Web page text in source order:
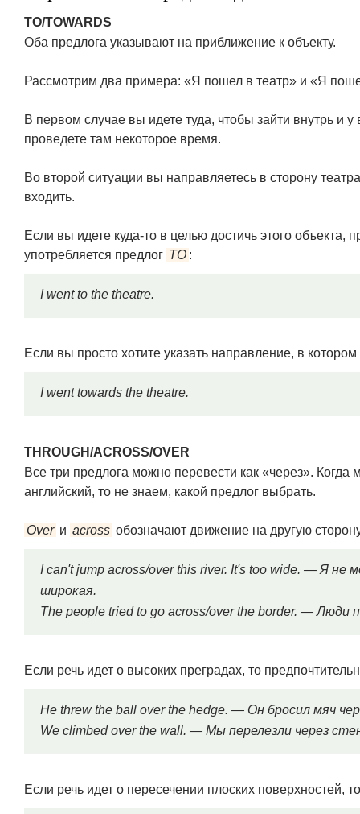
TO/TOWARDS
Оба предлога указывают на приближение к объекту.
Рассмотрим два примера: «Я пошел в театр» и «Я
В первом случае вы идете туда, чтобы зайти внутрь и
проведете там некоторое время.
Во второй ситуации вы направляетесь в сторону
входить.
Если вы идете куда-то в целью достичь этого объекта,
употребляется предлог TO :
I went to the theatre.
Если вы просто хотите указать направление, в
I went towards the theatre.
THROUGH/ACROSS/OVER
Все три предлога можно перевести как «через».
английский, то не знаем, какой предлог выбрать.
Over и across обозначают движение на другую
I can't jump across/over this river. It's too wide. — Я не
широкая.
The people tried to go across/over the border. — Люди
Если речь идет о высоких преградах, то
He threw the ball over the hedge. — Он бросил мяч
We climbed over the wall. — Мы перелезли через
Если речь идет о пересечении плоских поверхностей,